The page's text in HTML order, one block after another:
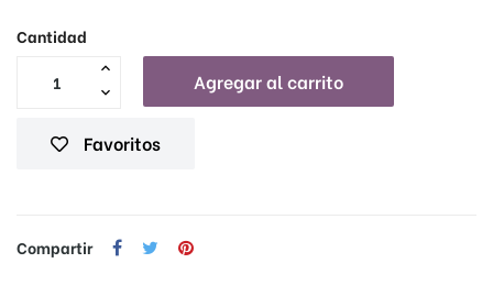
Cantidad
Agregar al carrito
Favoritos
Compartir